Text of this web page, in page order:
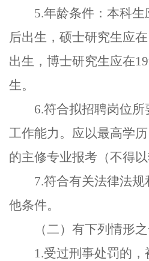
5.年龄条件：本科生
后出生，硕士研究生应在
出生，博士研究生应在
生。
6.符合拟招聘岗位
工作能力。应以最高学
的主修专业报考（不得以
7.符合有关法律法
他条件。
（二）有下列情形
1.受过刑事处罚的